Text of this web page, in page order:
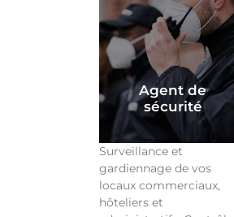
Agent de
sécurité
Surveillance et
gardiennage de vos
locaux commerciaux,
hôteliers et